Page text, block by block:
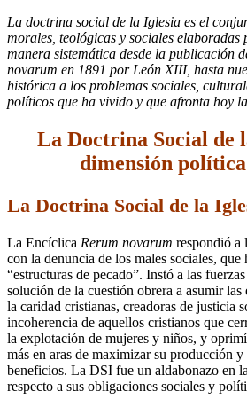
La doctrina social de la Iglesia es el
morales, teológicas y sociales
manera sistemática desde la publicación
novarum en 1891 por León XIII, hasta
histórica a los problemas sociales,
políticos que ha vivido y que afronta hoy
La Doctrina Social de
dimensión
La Doctrina Social de la
La Encíclica Rerum novarum respondió a
con la denuncia de los males sociales,
“estructuras de pecado”. Instó a las
solución de la cuestión obrera a asumir
la caridad cristianas, creadoras de justicia
incoherencia de aquellos cristianos que
la explotación de mujeres y niños, y
más en aras de maximizar su producción y
beneficios. La DSI fue un aldabonazo en
respecto a sus obligaciones sociales y